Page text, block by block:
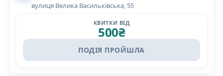
вулиця Велика Васильківська, 55
КВИТКИ ВІД
500₴
ПОДІЯ ПРОЙШЛА